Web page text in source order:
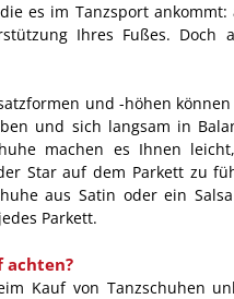
es im Tanzsport
Ihres Fußes.
und -höhen
und sich langsam in
machen es Ihnen
Star auf dem Parkett zu
aus Satin oder ein
Parkett.
achten?
Kauf von Tanzschuhen